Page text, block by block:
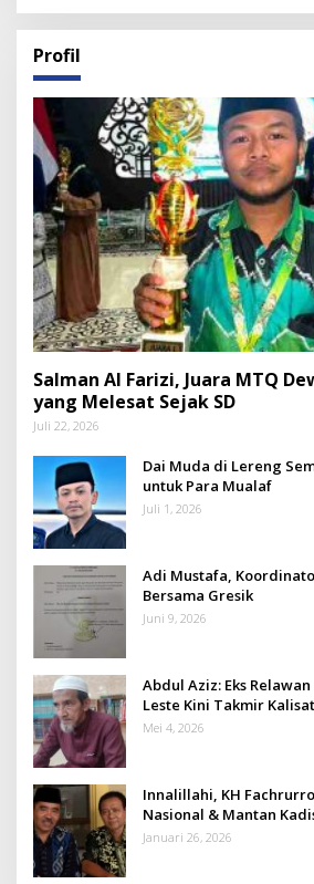
Profil
Salman Al Farizi, Juara MTQ
yang Melesat Sejak SD
Juli 22, 2026
Dai Muda di Lereng
untuk Para Mualaf
Juli 1, 2026
Adi Mustafa,
Bersama Gresik
Juni 9, 2026
Abdul Aziz: Eks
Leste Kini Takmir Kalisat
Mei 4, 2026
Innalillahi, KH
Nasional & Mantan
Penuh Teladan
Januari 26, 2026